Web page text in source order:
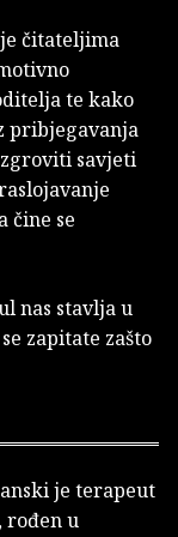
čitateljima
te kako
pribjegavanja
savjeti
čine se
nas stavlja u
zapitate zašto
je terapeut
rođen u